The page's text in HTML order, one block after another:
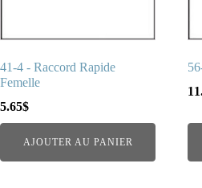
41-4 - Raccord Rapide
Femelle
5.65$
AJOUTER AU PANIER